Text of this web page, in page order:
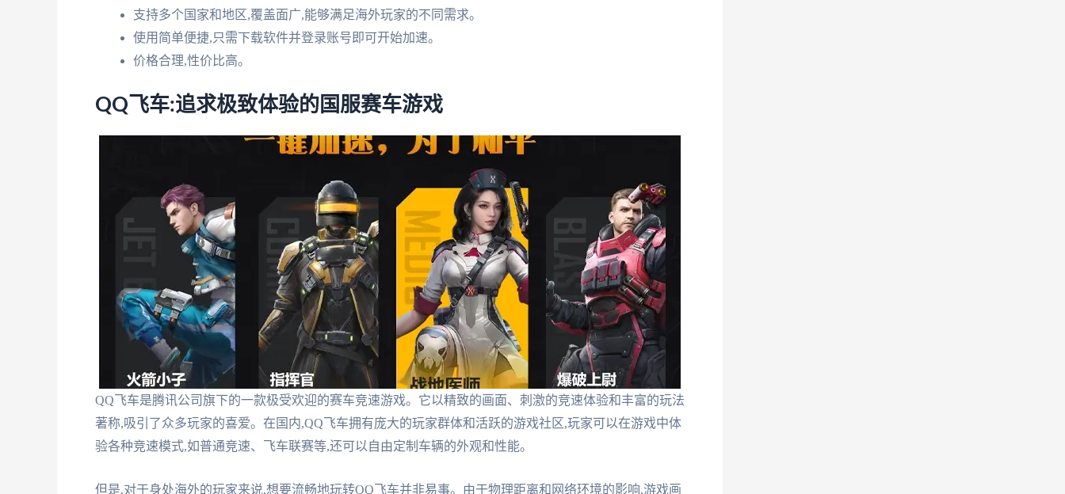
支持多个国家和地区,覆盖面广,能够满足海外玩家的不同需求。
使用简单便捷,只需下载软件并登录账号即可开始加速。
价格合理,性价比高。
QQ飞车:追求极致体验的国服赛车游戏
QQ飞车是腾讯公司旗下的一款极受欢迎的赛车竞速游戏。它以精致的画面、刺激的竞速体验和丰富的玩法
著称,吸引了众多玩家的喜爱。在国内,QQ飞车拥有庞大的玩家群体和活跃的游戏社区,玩家可以在游戏中体
验各种竞速模式,如普通竞速、飞车联赛等,还可以自由定制车辆的外观和性能。
但是,对于身处海外的玩家来说,想要流畅地玩转QQ飞车并非易事。由于物理距离和网络环境的影响,游戏画